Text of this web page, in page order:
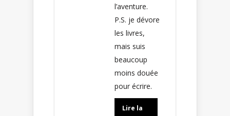
l’aventure.
P.S. je dévore
les livres,
mais suis
beaucoup
moins douée
pour écrire.
Lire la